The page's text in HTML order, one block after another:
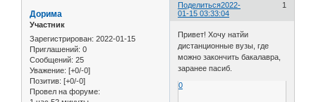
Поделиться 1
2022-
01-15 03:33:04
Дорима
Участник
Зарегистрирован: 2022-01-15
Приглашений: 0
Сообщений: 25
Уважение: [+0/-0]
Позитив: [+0/-0]
Провел на форуме:
Привет! Хочу натйи
дистанционные вузы, где
можно закончить бакалавра,
заранее пасиб.
0